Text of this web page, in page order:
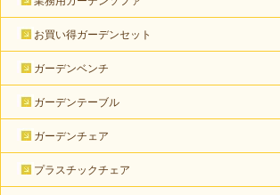
お買い得ガーデンセット
ガーデンベンチ
ガーデンテーブル
ガーデンチェア
プラスチックチェア